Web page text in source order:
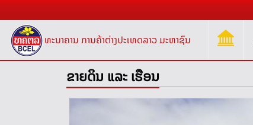
ທະນາຄານ ການຄ້າຕ່າງປະເທດລາວ ມະຫາຊົນ
ຂາຍດິນ ແລະ ເຮືອນ
Previous